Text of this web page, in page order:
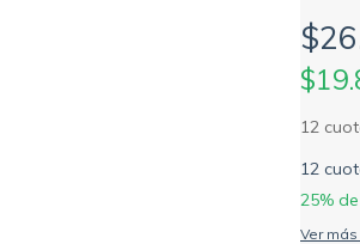
12
25%
Ver